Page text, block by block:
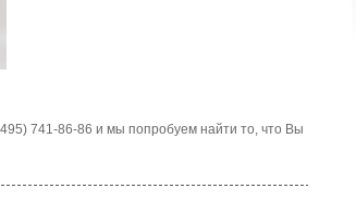
741-86-86 и мы попробуем найти то, что Вы